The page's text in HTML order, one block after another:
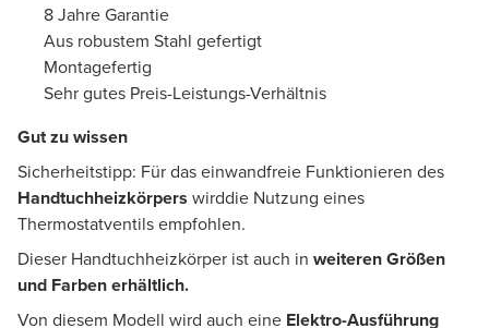
8 Jahre Garantie
Aus robustem Stahl gefertigt
Montagefertig
Sehr gutes Preis-Leistungs-Verhältnis
Gut zu wissen
Sicherheitstipp: Für das einwandfreie Funktionieren des
Handtuchheizkörpers wirddie Nutzung eines
Thermostatventils empfohlen.
Dieser Handtuchheizkörper ist auch in weiteren Größen
und Farben erhältlich.
Von diesem Modell wird auch eine Elektro-Ausführung